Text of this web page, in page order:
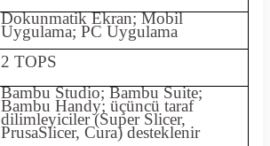
Dokunmatik Ekran; Mobil
Uygulama; PC Uygulama
2 TOPS
Bambu Studio; Bambu Suite;
Bambu Handy; üçüncü taraf
dilimleyiciler (Super Slicer,
PrusaSlicer, Cura) desteklenir